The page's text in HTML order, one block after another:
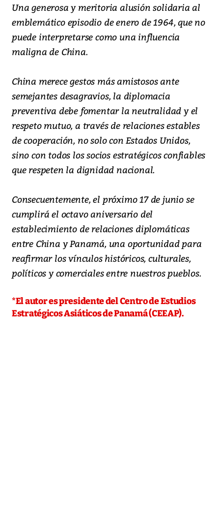
Una generosa y meritoria alusión solidaria al
emblemático episodio de enero de 1964, que no
puede interpretarse como una influencia
maligna de China.
China merece gestos más amistosos ante
semejantes desagravios, la diplomacia
preventiva debe fomentar la neutralidad y el
respeto mutuo, a través de relaciones estables
de cooperación, no solo con Estados Unidos,
sino con todos los socios estratégicos confiables
que respeten la dignidad nacional.
Consecuentemente, el próximo 17 de junio se
cumplirá el octavo aniversario del
establecimiento de relaciones diplomáticas
entre China y Panamá, una oportunidad para
reafirmar los vínculos históricos, culturales,
políticos y comerciales entre nuestros pueblos.
*El autor es presidente del Centro de Estudios
Estratégicos Asiáticos de Panamá (CEEAP).